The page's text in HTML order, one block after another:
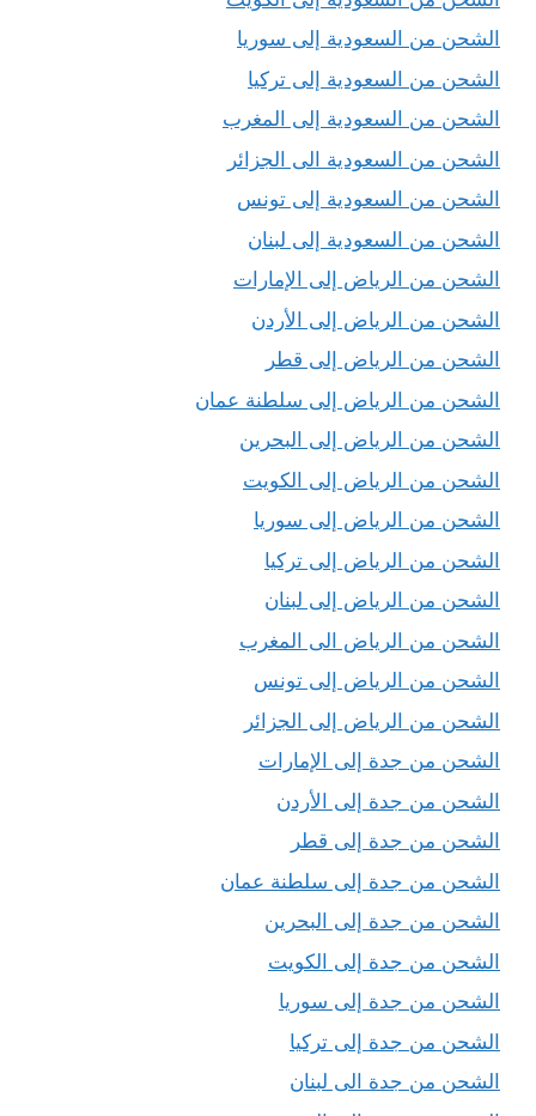
الشحن من السعودية إلى سوريا
الشحن من السعودية إلى تركيا
الشحن من السعودية إلى المغرب
الشحن من السعودية الى الجزائر
الشحن من السعودية إلى تونس
الشحن من السعودية إلى لبنان
الشحن من الرياض إلى الإمارات
الشحن من الرياض إلى الأردن
الشحن من الرياض إلى قطر
الشحن من الرياض إلى سلطنة عمان
الشحن من الرياض إلى البحرين
الشحن من الرياض إلى الكويت
الشحن من الرياض إلى سوريا
الشحن من الرياض إلى تركيا
الشحن من الرياض إلى لبنان
الشحن من الرياض الى المغرب
الشحن من الرياض إلى تونس
الشحن من الرياض إلى الجزائر
الشحن من جدة إلى الإمارات
الشحن من جدة إلى الأردن
الشحن من جدة إلى قطر
الشحن من جدة إلى سلطنة عمان
الشحن من جدة إلى البحرين
الشحن من جدة إلى الكويت
الشحن من جدة إلى سوريا
الشحن من جدة إلى تركيا
الشحن من جدة الى لبنان